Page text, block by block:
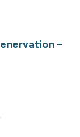
–